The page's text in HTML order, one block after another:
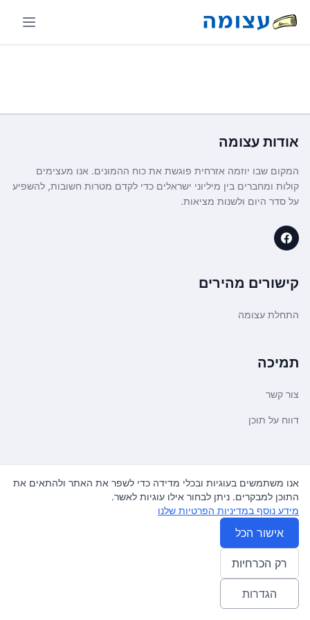
אודות עצומה
המקום שבו יוזמה אזרחית פוגשת את כוח ההמונים. אנו מעצימים
קולות ומחברים בין מיליוני ישראלים כדי לקדם מטרות חשובות, להשפיע
על סדר היום ולשנות מציאות.
קישורים מהירים
התחלת עצומה
תמיכה
צור קשר
דווח על תוכן
משפטי ועדכונים
מדיניות פרטיות
תנאי שימוש
© 2026 עצומה. כל הזכויות שמורות.
אנו משתמשים בעוגיות ובכלי מדידה כדי לשפר את האתר ולהתאים את
התוכן למבקרים. ניתן לבחור אילו עוגיות לאשר.
מידע נוסף במדיניות הפרטיות שלנו
אישור הכל
רק הכרחיות
הגדרות